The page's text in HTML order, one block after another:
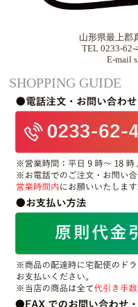
山形県最上郡
TEL 0233-62-
E-mail
SHOPPING GUIDE